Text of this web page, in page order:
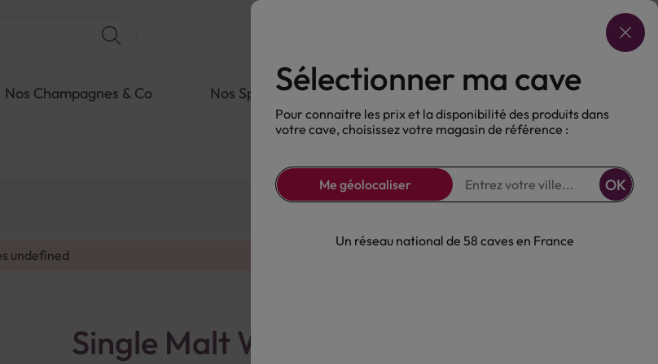
Choisir ma cave
Nos Champagnes & Co Nos Spiritueux Nos Bières Sans alcool
undefined
Single Malt Whisky Glenlivet
Sélectionner ma cave
Pour connaitre les prix et la disponibilité des produits dans
votre cave, choisissez votre magasin de référence :
Me géolocaliser OK
Un réseau national de 58 caves en France